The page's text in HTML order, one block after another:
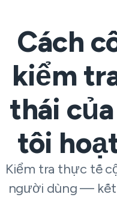
Cách
kiểm
thái
tôi
Kiểm tra thực tế
người dùng —